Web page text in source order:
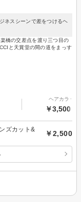
ネスシーンで差をつけるヘ
橋の交差点を渡り三つ目の
と天賞堂の間の道をまっす
ヘアカラー
￥3,500～
ズカット&
￥2,500